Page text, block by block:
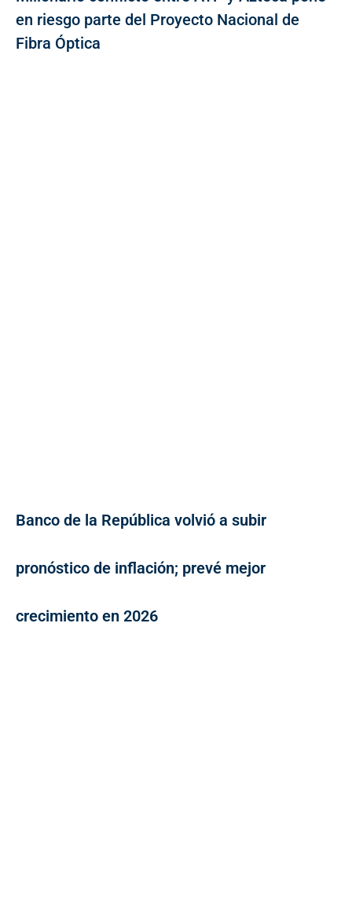
en riesgo parte del Proyecto Nacional de
Fibra Óptica
Banco de la República volvió a subir
pronóstico de inflación; prevé mejor
crecimiento en 2026